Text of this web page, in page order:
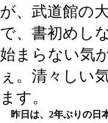
が、武道館の
で、書初めし
始まらない気
ぇ。清々しい
ます。
昨日は、2年ぶりの日